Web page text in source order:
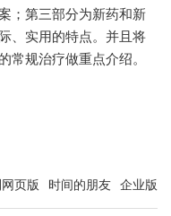
；第三部分为新药和新
、实用的特点。并且将
常规治疗做重点介绍。
页版 时间的朋友 企业版